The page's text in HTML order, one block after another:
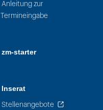
Anleitung zur
Termineingabe
zm-starter
Inserat
Stellenangebote